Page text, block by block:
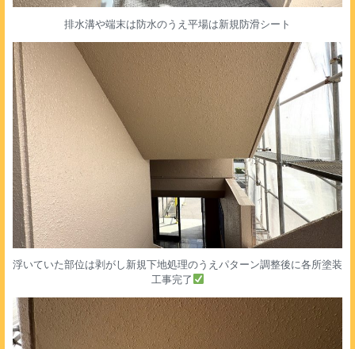
排水溝や端末は防水のうえ平場は新規防滑シート
浮いていた部位は剥がし新規下地処理のうえパターン調整後に各所塗装
工事完了